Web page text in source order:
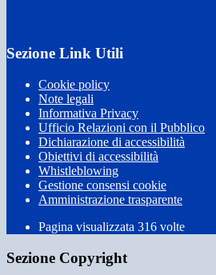
Sezione Link Utili
Cookie policy
Note legali
Informativa Privacy
Ufficio Relazioni con il Pubblico
Dichiarazione di accessibilità
Obiettivi di accessibilità
Whistleblowing
Gestione consensi cookie
Amministrazione trasparente
Pagina visualizzata 316 volte
Sezione Copyright